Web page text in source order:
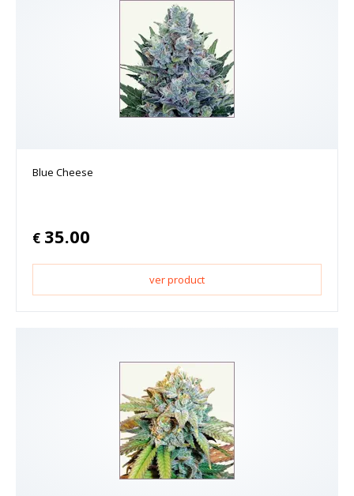
Blue Cheese
€ 35.00
ver product